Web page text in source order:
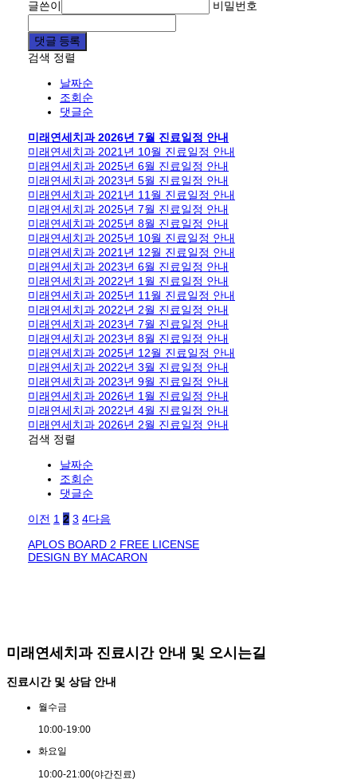
글쓴이 비밀번호
댓글 등록
검색 정렬
날짜순
조회순
댓글순
미래연세치과 2026년 7월 진료일정 안내
미래연세치과 2021년 10월 진료일정 안내
미래연세치과 2025년 6월 진료일정 안내
미래연세치과 2023년 5월 진료일정 안내
미래연세치과 2021년 11월 진료일정 안내
미래연세치과 2025년 7월 진료일정 안내
미래연세치과 2025년 8월 진료일정 안내
미래연세치과 2025년 10월 진료일정 안내
미래연세치과 2021년 12월 진료일정 안내
미래연세치과 2023년 6월 진료일정 안내
미래연세치과 2022년 1월 진료일정 안내
미래연세치과 2025년 11월 진료일정 안내
미래연세치과 2022년 2월 진료일정 안내
미래연세치과 2023년 7월 진료일정 안내
미래연세치과 2023년 8월 진료일정 안내
미래연세치과 2025년 12월 진료일정 안내
미래연세치과 2022년 3월 진료일정 안내
미래연세치과 2023년 9월 진료일정 안내
미래연세치과 2026년 1월 진료일정 안내
미래연세치과 2022년 4월 진료일정 안내
미래연세치과 2026년 2월 진료일정 안내
검색 정렬
날짜순
조회순
댓글순
이전 1 2 3 4다음
APLOS BOARD 2 FREE LICENSE
DESIGN BY MACARON
미래연세치과 진료시간 안내 및 오시는길
진료시간 및 상담 안내
월수금
10:00-19:00
화요일
10:00-21:00(야간진료)